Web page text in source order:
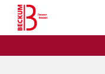
Zum Hauptinhalt